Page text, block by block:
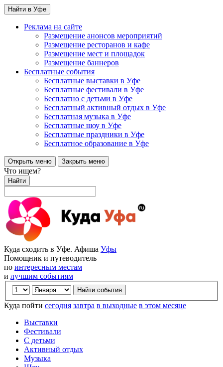
Найти в Уфе
Реклама на сайте
Размещение анонсов мероприятий
Размещение ресторанов и кафе
Размещение мест и площадок
Размещение баннеров
Бесплатные события
Бесплатные выставки в Уфе
Бесплатные фестивали в Уфе
Бесплатно с детьми в Уфе
Бесплатный активный отдых в Уфе
Бесплатная музыка в Уфе
Бесплатные шоу в Уфе
Бесплатные праздники в Уфе
Бесплатное образование в Уфе
Открыть меню Закрыть меню
Что ищем?
Найти
Куда сходить в Уфе. Афиша Уфы
Помощник и путеводитель
по интересным местам
и лучшим событиям
Куда пойти сегодня завтра в выходные в этом месяце
Выставки
Фестивали
С детьми
Активный отдых
Музыка